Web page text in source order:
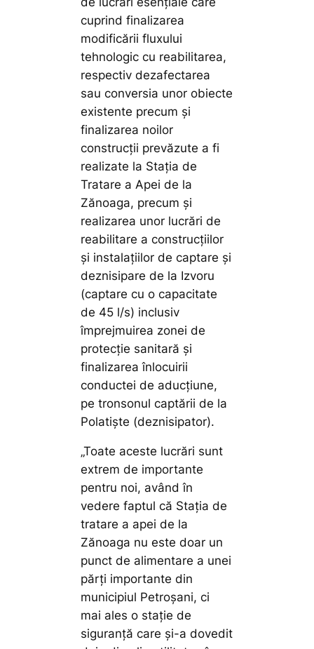
cuprind finalizarea
modificării fluxului
tehnologic cu reabilitarea,
respectiv dezafectarea
sau conversia unor obiecte
existente precum și
finalizarea noilor
construcții prevăzute a fi
realizate la Stația de
Tratare a Apei de la
Zănoaga, precum și
realizarea unor lucrări de
reabilitare a construcțiilor
și instalațiilor de captare și
deznisipare de la Izvoru
(captare cu o capacitate
de 45 l/s) inclusiv
împrejmuirea zonei de
protecție sanitară și
finalizarea înlocuirii
conductei de aducțiune,
pe tronsonul captării de la
Polatiște (deznisipator).
„Toate aceste lucrări sunt
extrem de importante
pentru noi, având în
vedere faptul că Stația de
tratare a apei de la
Zănoaga nu este doar un
punct de alimentare a unei
părți importante din
municipiul Petroșani, ci
mai ales o stație de
siguranță care și-a dovedit